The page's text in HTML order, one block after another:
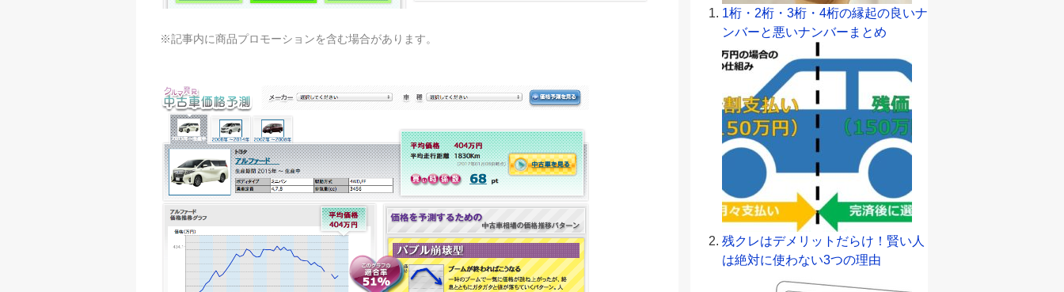
※記事内に商品プロモーションを含む場合があります。
1桁・2桁・3桁・4桁の縁起の良いナ
ンバーと悪いナンバーまとめ
残クレはデメリットだらけ！賢い人
は絶対に使わない3つの理由